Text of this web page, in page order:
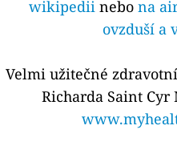
wikipedii nebo na
ovzduší a
Velmi užitečné
Richarda Saint